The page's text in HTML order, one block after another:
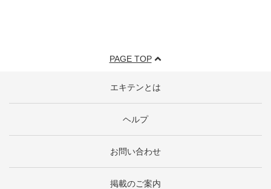
PAGE TOP
エキテンとは
ヘルプ
お問い合わせ
掲載のご案内